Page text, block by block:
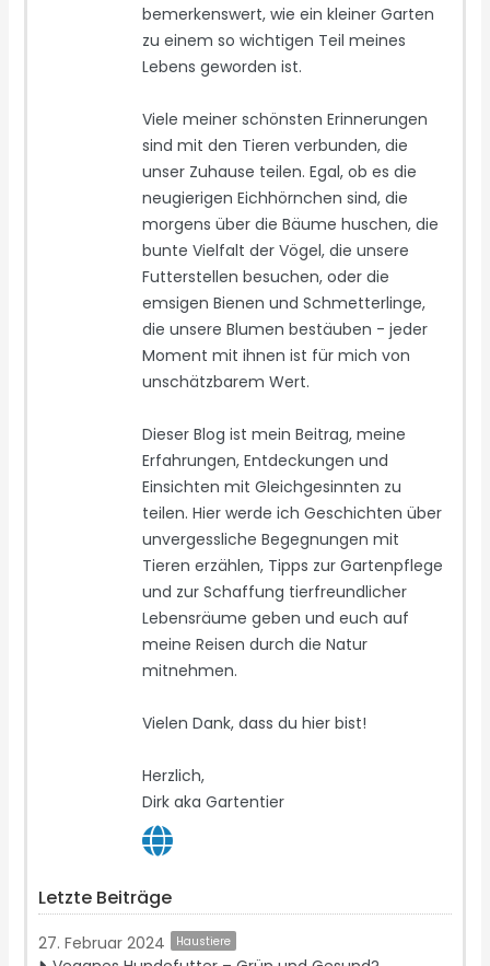
bemerkenswert, wie ein kleiner Garten
zu einem so wichtigen Teil meines
Lebens geworden ist.
Viele meiner schönsten Erinnerungen
sind mit den Tieren verbunden, die
unser Zuhause teilen. Egal, ob es die
neugierigen Eichhörnchen sind, die
morgens über die Bäume huschen, die
bunte Vielfalt der Vögel, die unsere
Futterstellen besuchen, oder die
emsigen Bienen und Schmetterlinge,
die unsere Blumen bestäuben - jeder
Moment mit ihnen ist für mich von
unschätzbarem Wert.
Dieser Blog ist mein Beitrag, meine
Erfahrungen, Entdeckungen und
Einsichten mit Gleichgesinnten zu
teilen. Hier werde ich Geschichten über
unvergessliche Begegnungen mit
Tieren erzählen, Tipps zur Gartenpflege
und zur Schaffung tierfreundlicher
Lebensräume geben und euch auf
meine Reisen durch die Natur
mitnehmen.
Vielen Dank, dass du hier bist!
Herzlich,
Dirk aka Gartentier
Letzte Beiträge
27. Februar 2024 Haustiere